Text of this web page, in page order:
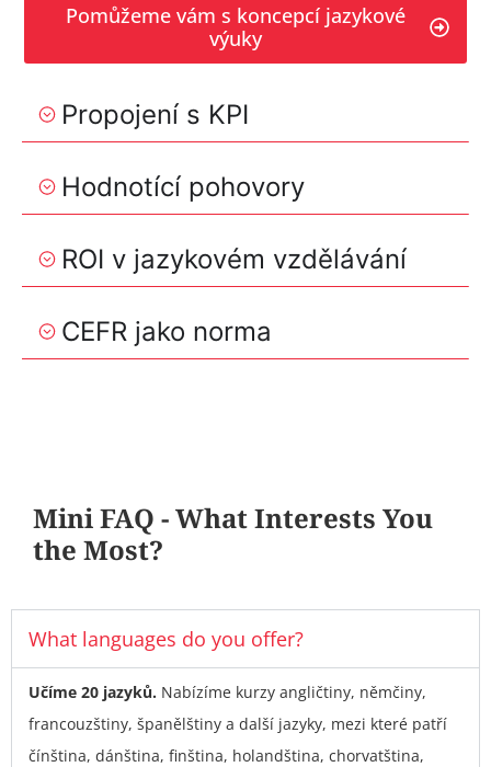
Pomůžeme vám s koncepcí jazykové
výuky
Propojení s KPI
Hodnotící pohovory
ROI v jazykovém vzdělávání
CEFR jako norma
Mini FAQ - What Interests You
the Most?
What languages do you offer?
Učíme 20 jazyků. Nabízíme kurzy angličtiny, němčiny,
francouzštiny, španělštiny a další jazyky, mezi které patří
čínština, dánština, finština, holandština, chorvatština,